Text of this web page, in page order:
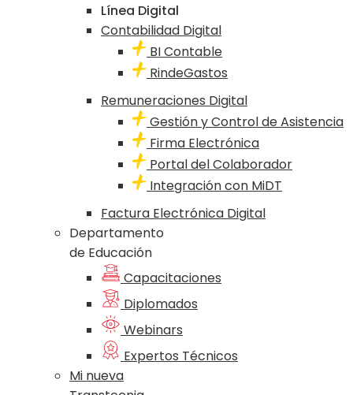
Línea Digital
Contabilidad Digital
BI Contable
RindeGastos
Remuneraciones Digital
Gestión y Control de Asistencia
Firma Electrónica
Portal del Colaborador
Integración con MiDT
Factura Electrónica Digital
Departamento
de Educación
Capacitaciones
Diplomados
Webinars
Expertos Técnicos
Mi nueva